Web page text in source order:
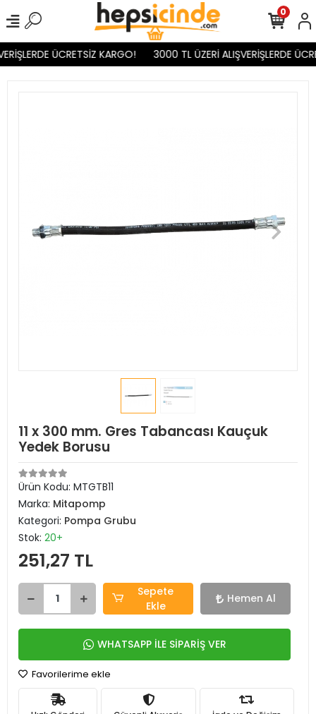
ÜCRETSİZ KARGO! 3000 TL ÜZERİ ALIŞVERİŞLERDE
0
11 x 300 mm. Gres Tabancası Kauçuk
Yedek Borusu
Ürün Kodu: MTGTB11
Marka: Mitapomp
Kategori: Pompa Grubu
Stok: 20+
251,27 TL
Sepete
Ekle
Hemen Al
WHATSAPP İLE SİPARİŞ VER
Favorilerime ekle